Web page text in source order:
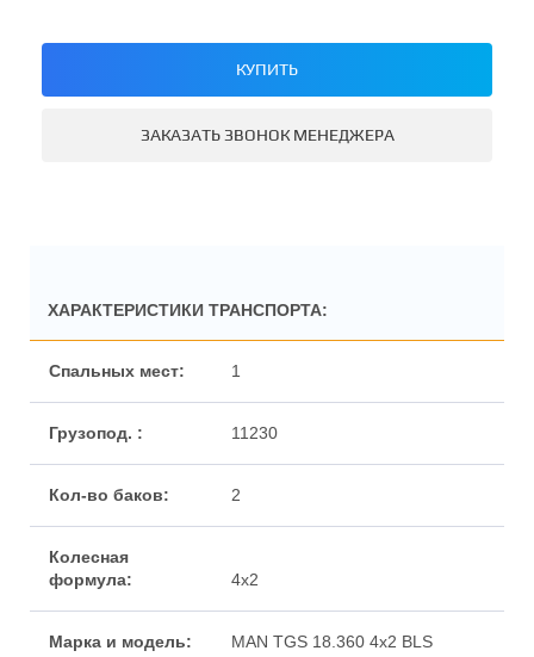
КУПИТЬ
ЗАКАЗАТЬ ЗВОНОК МЕНЕДЖЕРА
ХАРАКТЕРИСТИКИ ТРАНСПОРТА:
1
11230
2
4x2
MAN TGS 18.360 4х2 BLS